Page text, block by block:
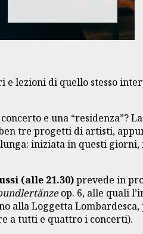
lezioni di quello stesso
e una “residenza”?
tre progetti di artisti,
iniziata in questi
(alle 21.30)prevede in
op. 6, alle quali
alla Loggetta
a tutti e quattro i concerti).